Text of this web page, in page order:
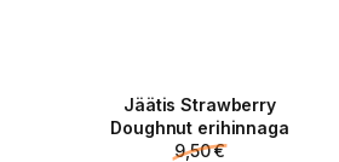
Jäätis Strawberry
Doughnut erihinnaga
9,50 €